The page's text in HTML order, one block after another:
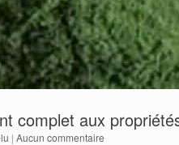
complet aux
| Aucun commentaire